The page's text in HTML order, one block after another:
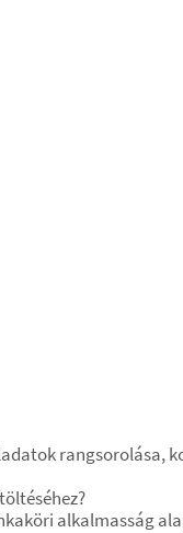
rangsorolása,
alkalmasság